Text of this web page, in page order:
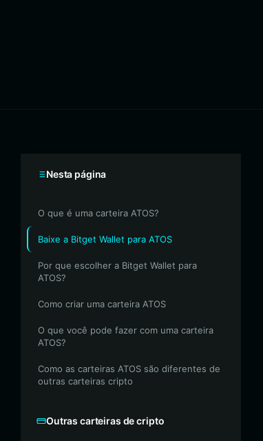
Nesta página
O que é uma carteira ATOS?
Baixe a Bitget Wallet para ATOS
Por que escolher a Bitget Wallet para
ATOS?
Como criar uma carteira ATOS
O que você pode fazer com uma carteira
ATOS?
Como as carteiras ATOS são diferentes de
outras carteiras cripto
Outras carteiras de cripto